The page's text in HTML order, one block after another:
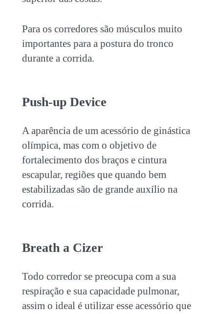
Para os corredores são músculos muito
importantes para a postura do tronco
durante a corrida.
Push-up Device
A aparência de um acessório de ginástica
olímpica, mas com o objetivo de
fortalecimento dos braços e cintura
escapular, regiões que quando bem
estabilizadas são de grande auxílio na
corrida.
Breath a Cizer
Todo corredor se preocupa com a sua
respiração e sua capacidade pulmonar,
assim o ideal é utilizar esse acessório que